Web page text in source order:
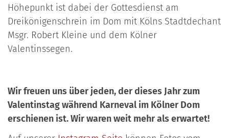
Höhepunkt ist dabei der Gottesdienst am
Dreikönigenschrein im Dom mit Kölns Stadtdechant
Msgr. Robert Kleine und dem Kölner
Valentinssegen.
Wir freuen uns über jeden, der dieses Jahr zum
Valentinstag während Karneval im Kölner Dom
erschienen ist. Wir waren weit mehr als erwartet!